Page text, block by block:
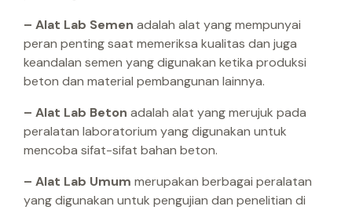
– Alat Lab Semen adalah alat yang mempunyai
peran penting saat memeriksa kualitas dan juga
keandalan semen yang digunakan ketika produksi
beton dan material pembangunan lainnya.
– Alat Lab Beton adalah alat yang merujuk pada
peralatan laboratorium yang digunakan untuk
mencoba sifat-sifat bahan beton.
– Alat Lab Umum merupakan berbagai peralatan
yang digunakan untuk pengujian dan penelitian di